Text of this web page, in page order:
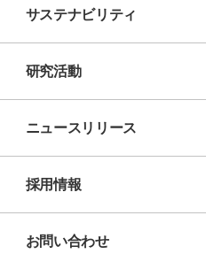
サステナビリティ
研究活動
ニュースリリース
採用情報
お問い合わせ